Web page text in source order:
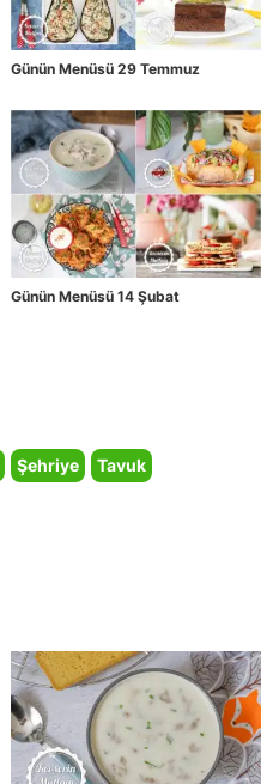
Günün Menüsü 29 Temmuz
Günün Menüsü 14 Şubat
Şehriye
Tavuk